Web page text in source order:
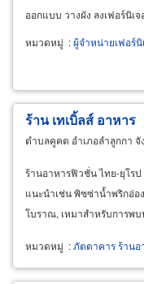
ออกแบบ วางผัง ลงเฟอร์นิเ
ตกแต่งภายในสำนักงาน รับสั่
จำนวนมาก บริการจัดส่งแล
ให้ลูกค้าถึงที่ จัดส่งทุกที่ใน
หมวดหมู่ :ผู้จำหน่ายเฟอร์นิ
ร้าน เทเบิ้ลส์ อาหาร
ตำบลคูคต อำเภอลำลูกกา
ร้านอาหารฟิวชั่น ไทย-ยุโร
แนะนำเช่น พิซซ่าน้ำพริกอ่อ
โบราณ, เหมาสำหรับการพบ
หมวดหมู่ :ภัตตาคาร ร้านอ